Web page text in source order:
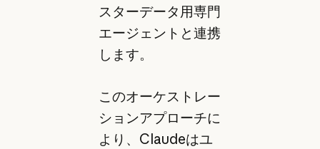
スターデータ用専門
エージェントと連携
します。
このオーケストレー
ションアプローチに
より、Claudeはユ